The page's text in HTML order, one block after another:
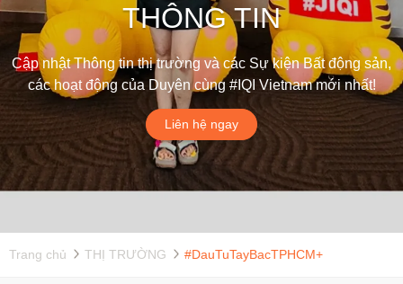
THÔNG TIN
Cập nhật Thông tin thị trường và các Sự kiện Bất động sản,
các hoạt động của Duyên cùng #IQI Vietnam mới nhất!
Liên hệ ngay
Trang chủ THỊ TRƯỜNG #DauTuTayBacTPHCM+